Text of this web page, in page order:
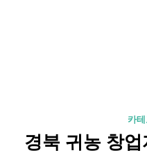
카
경북 귀농 창업